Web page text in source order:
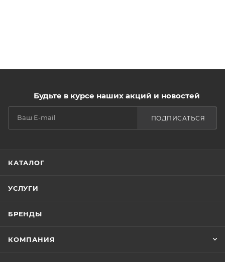
Будьте в курсе наших акций и новостей
ПОДПИСАТЬСЯ
КАТАЛОГ
УСЛУГИ
БРЕНДЫ
КОМПАНИЯ